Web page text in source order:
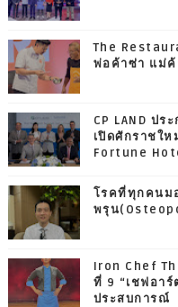
The
พ่อค้าซ่า แม่ค้
CP LAND ป
เปิดศักราชใ
Fortune
โรคที่ทุกคนม
พรุน
Iron Chef
ที่ 9 “เชฟอา
ประสบการณ์